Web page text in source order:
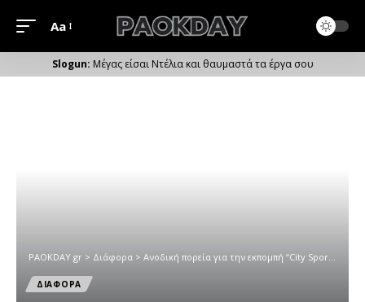
Μέγεθος
Γραμματοσειράς
Aa
Μέγας είσαι Ντέλια και θαυμαστά τα έργα σου
PAOKDAY.gr > Διάφορα > Ανοδική πορεία για την εκπομπή “City Sports”
ΔΙΑΦΟΡΑ